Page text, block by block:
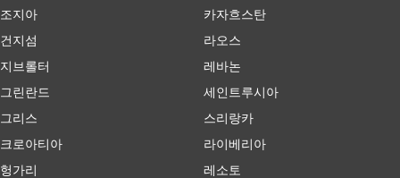
조지아
건지섬
지브롤터
그린란드
그리스
크로아티아
헝가리
카자흐스탄
라오스
레바논
세인트루시아
스리랑카
라이베리아
레소토